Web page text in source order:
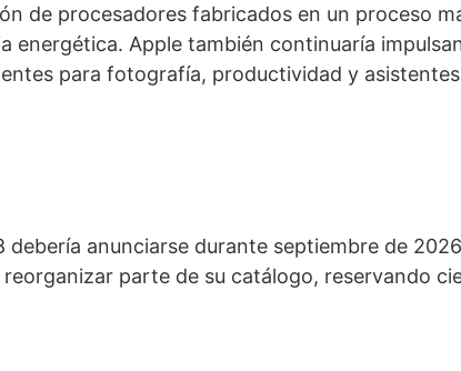
de procesadores fabricados en un proceso
Apple también continuaría
para fotografía, productividad y asistentes
debería anunciarse durante septiembre de
parte de su catálogo, reservando